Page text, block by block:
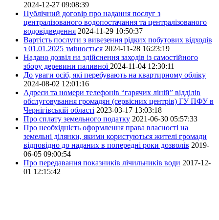
2024-12-27 09:08:39
Публічний договір про надання послуг з
централізованого водопостачання та централізованого
водовідведення 2024-11-29 10:50:37
Вартість послуги з вивезення рідких побутових відходів
з 01.01.2025 змінюється 2024-11-28 16:23:19
Надано дозвіл на здійснення заходів із самостійного
збору деревини паливної2024-11-04 12:30:11
До уваги осіб, які перебувають на квартирному обліку
2024-08-02 12:01:16
Адреси та номери телефонів “гарячих ліній” відділів
обслуговування громадян (сервісних центрів) ГУ ПФУ в
Чернігівській області 2023-03-17 13:03:18
Про сплату земельного податку 2021-06-30 05:57:33
Про необхідність оформлення права власності на
земельні ділянки, якими користуються жителі громади
відповідно до наданих в попередні роки дозволів 2019-
06-05 09:00:54
Про передавання показників лічильників води 2017-12-
01 12:15:42